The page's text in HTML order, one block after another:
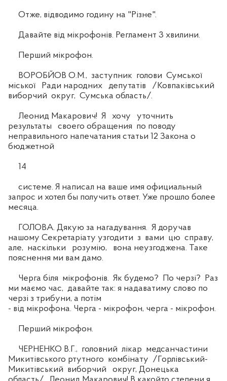
Отже, відводимо годину на "Різне".
Давайте від мікрофонів. Регламент 3 хвилини.
Перший мікрофон.
ВОРОБЙОВ О.М., заступник голови Сумської
міської Ради народних депутатів /Ковпаківський
виборчий округ, Сумська область/.
Леонид Макарович! Я хочу уточнить
результаты своего обращения по поводу
неправильного напечатания статьи 12 Закона о
бюджетной
14
системе. Я написал на ваше имя официальный
запрос и хотел бы получить ответ. Уже прошло более
месяца.
ГОЛОВА. Дякую за нагадування. Я доручав
нашому Секретаріату узгодити з вами цю справу,
але, наскільки розумію, вона неузгоджена. Таке
пояснення ми вам дамо.
Черга біля мікрофонів. Як будемо? По черзі? Раз
ми маємо час, давайте так: я надаватиму слово по
черзі з трибуни, а потім
- від мікрофона. Черга - мікрофон, черга - мікрофон.
Перший мікрофон.
ЧЕРНЕНКО В.Г., головний лікар медсанчастини
Микитівського ртутного комбінату /Горлівський-
Микитівський виборчий округ, Донецька